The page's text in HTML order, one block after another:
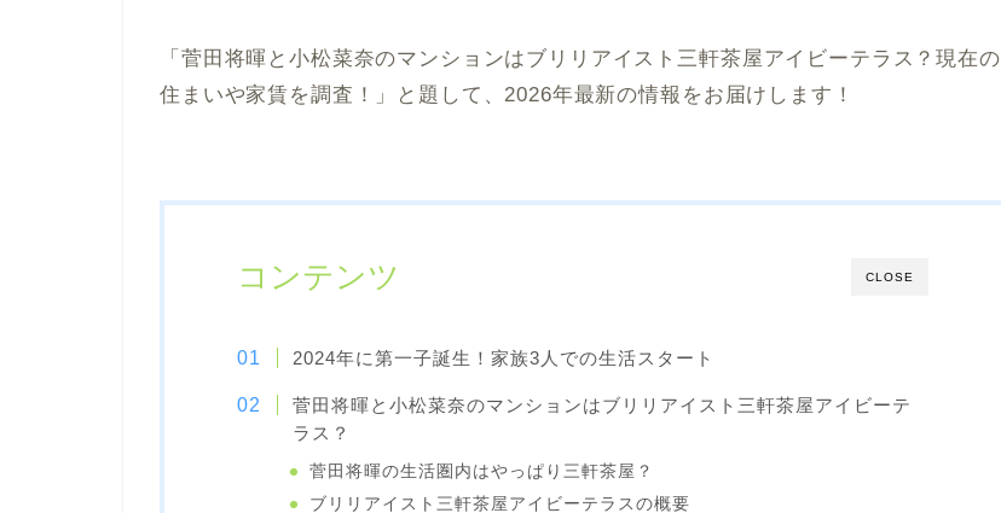
「菅田将暉と小松菜奈のマンションはブリリアイスト三軒茶屋アイビーテラス？現在の
住まいや家賃を調査！」と題して、2026年最新の情報をお届けします！
CLOSE
コンテンツ
2024年に第一子誕生！家族3人での生活スタート
菅田将暉と小松菜奈のマンションはブリリアイスト三軒茶屋アイビーテ
ラス？
菅田将暉の生活圏内はやっぱり三軒茶屋？
ブリリアイスト三軒茶屋アイビーテラスの概要